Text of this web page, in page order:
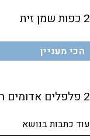
2 כפות שמן זית
הכי מעניין
2 פלפלים אדומים חתוכים לרצועות דקות
עוד כתבות בנושא